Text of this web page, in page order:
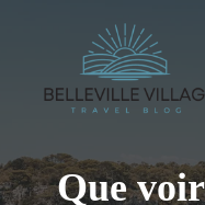
Que